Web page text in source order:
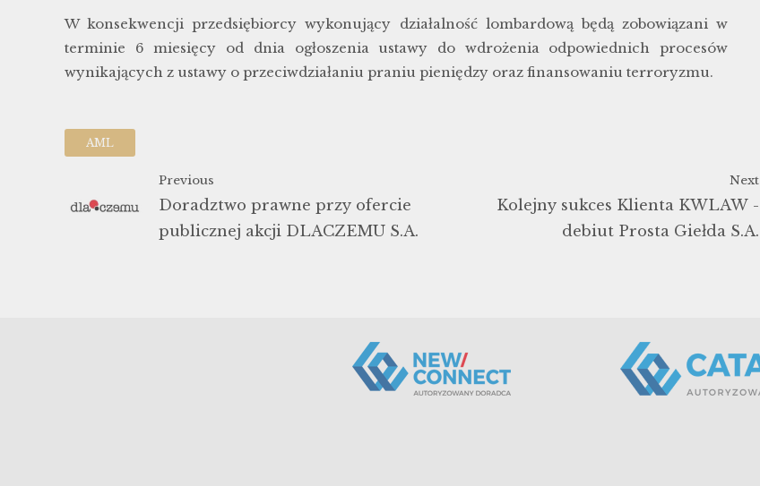
W konsekwencji przedsiębiorcy wykonujący działalność lombardową będą zobowiązani w
terminie 6 miesięcy od dnia ogłoszenia ustawy do wdrożenia odpowiednich procesów
wynikających z ustawy o przeciwdziałaniu praniu pieniędzy oraz finansowaniu terroryzmu.
AML
Previous
Doradztwo prawne przy ofercie
publicznej akcji DLACZEMU S.A.
Next
Kolejny sukces Klienta KWLAW -
debiut Prosta Giełda S.A.